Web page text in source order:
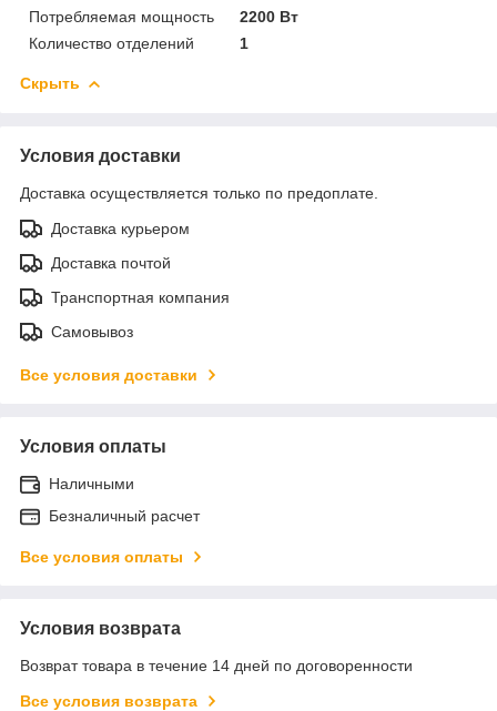
Потребляемая мощность
2200 Вт
Количество отделений
1
Скрыть
Условия доставки
Доставка осуществляется только по предоплате.
Доставка курьером
Доставка почтой
Транспортная компания
Самовывоз
Все условия доставки
Условия оплаты
Наличными
Безналичный расчет
Все условия оплаты
Условия возврата
Возврат товара в течение 14 дней по договоренности
Все условия возврата